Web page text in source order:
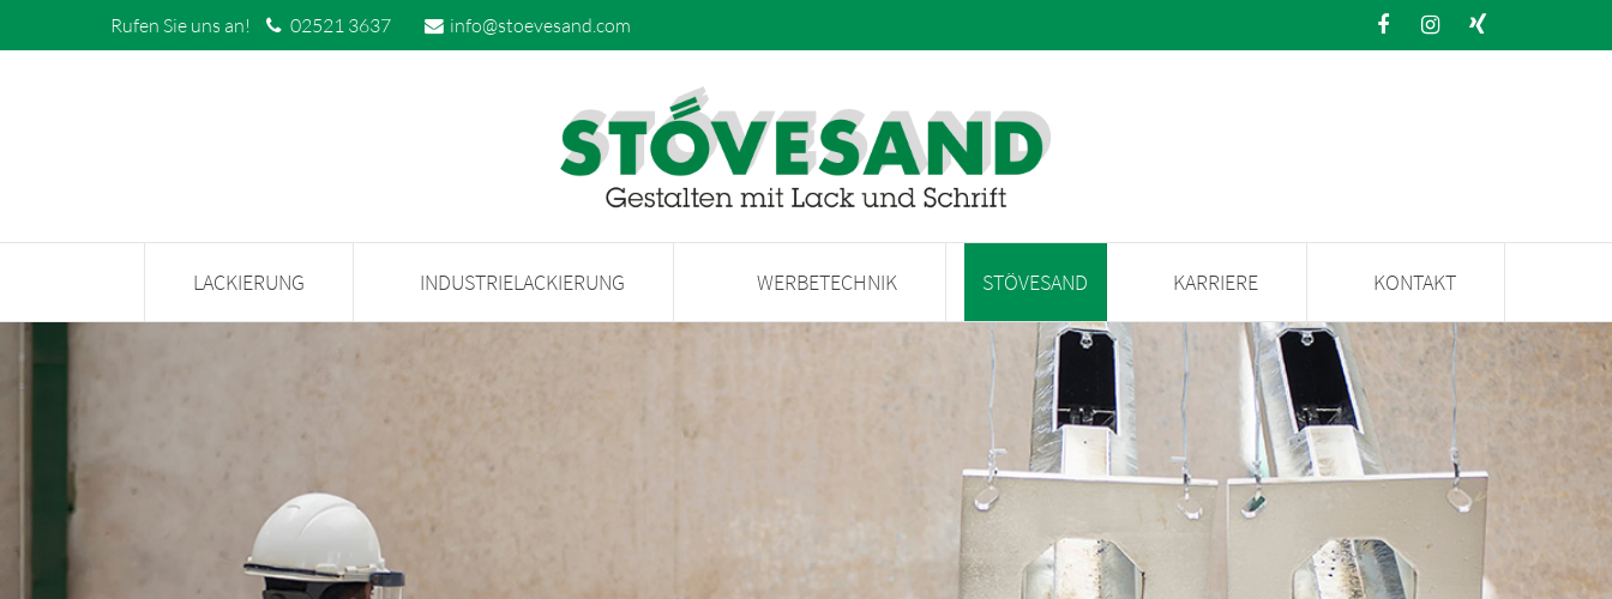
Rufen Sie uns an! 02521 3637 info@stoevesand.com
LACKIERUNG INDUSTRIELACKIERUNG WERBETECHNIK STÖVESAND KARRIERE KONTAKT